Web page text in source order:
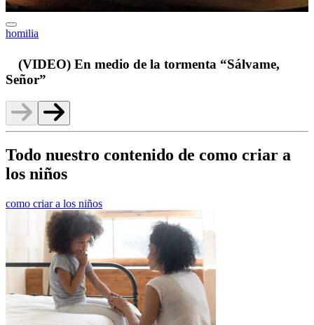
homilia
(VIDEO) En medio de la tormenta “Sálvame,
Señor”
Todo nuestro contenido de como criar a
los niños
como criar a los niños